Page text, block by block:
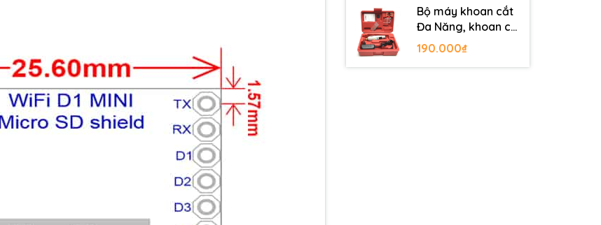
Bộ máy khoan cắt
Đa Năng, khoan cắt
PCB, khoan mạch
190.000₫